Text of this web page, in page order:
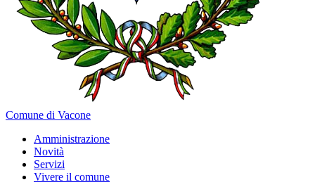
Comune di Vacone
Amministrazione
Novità
Servizi
Vivere il comune